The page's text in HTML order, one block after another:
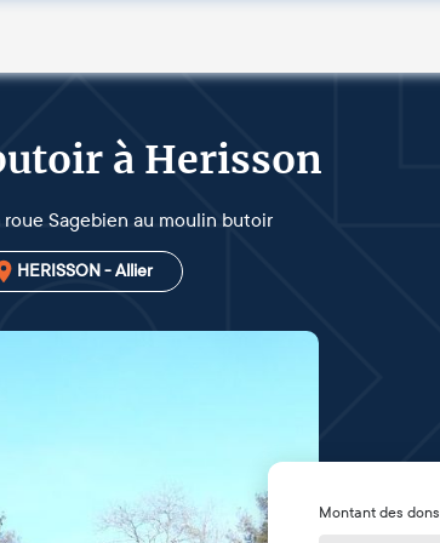
à Herisson
roue Sagebien au moulin butoir
HERISSON - Allier
Montant des dons